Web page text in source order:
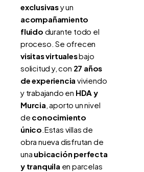
exclusivasy un
acompañamiento
fluido durante todo el
proceso. Se ofrecen
visitas virtualesbajo
solicitud y, con 27 años
de experiencia viviendo
y trabajando en HDA y
Murcia, aporto un nivel
de conocimiento
único.Estas villas de
obra nueva disfrutan de
una ubicación perfecta
y tranquila en parcelas